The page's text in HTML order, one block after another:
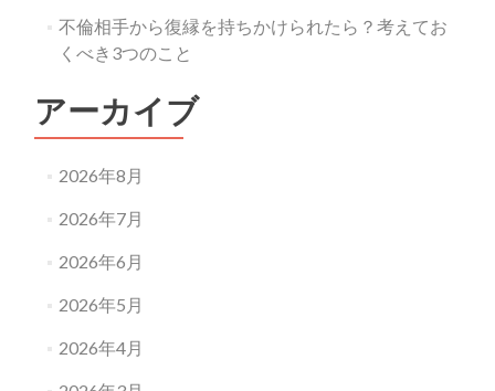
不倫相手から復縁を持ちかけられたら？考えてお
くべき3つのこと
アーカイブ
2026年8月
2026年7月
2026年6月
2026年5月
2026年4月